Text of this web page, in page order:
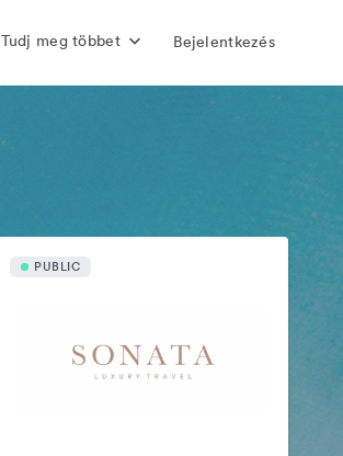
Tudj meg többet Bejelentkezés
PUBLIC